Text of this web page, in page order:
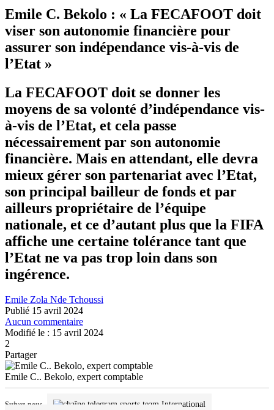
Emile C. Bekolo : « La FECAFOOT doit
viser son autonomie financière pour
assurer son indépendance vis-à-vis de
l’Etat »
La FECAFOOT doit se donner les
moyens de sa volonté d’indépendance vis-
à-vis de l’Etat, et cela passe
nécessairement par son autonomie
financière. Mais en attendant, elle devra
mieux gérer son partenariat avec l’Etat,
son principal bailleur de fonds et par
ailleurs propriétaire de l’équipe
nationale, et ce d’autant plus que la FIFA
affiche une certaine tolérance tant que
l’Etat ne va pas trop loin dans son
ingérence.
Emile Zola Nde Tchoussi
Publié 15 avril 2024
Aucun commentaire
Modifié le : 15 avril 2024
2
Partager
Emile C.. Bekolo, expert comptable
Suivez-nous
International